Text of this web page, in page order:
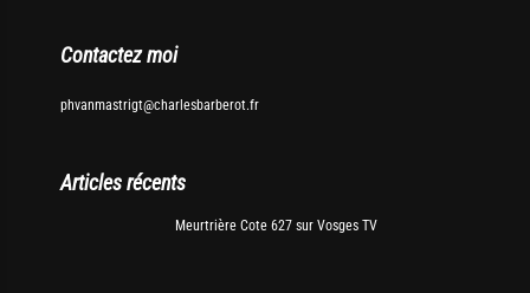
Contactez moi
phvanmastrigt@charlesbarberot.fr
Articles récents
Meurtrière Cote 627 sur Vosges TV